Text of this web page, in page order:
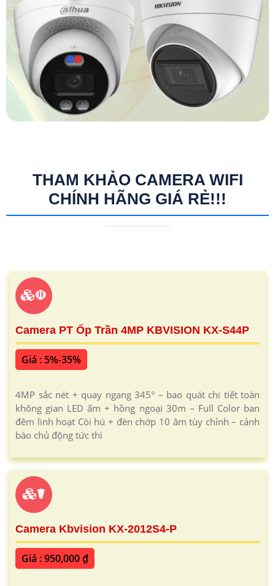
THAM KHẢO CAMERA WIFI
CHÍNH HÃNG GIÁ RẺ!!!
☫
Camera PT Ốp Trần 4MP KBVISION KX-S44P
Giá : 5%-35%
4MP sắc nét + quay ngang 345° – bao quát chi tiết toàn
không gian LED ấm + hồng ngoại 30m – Full Color ban
đêm linh hoạt Còi hú + đèn chớp 10 âm tùy chỉnh – cảnh
báo chủ động tức thì
☤
Camera Kbvision KX-2012S4-P
Giá : 950,000 ₫